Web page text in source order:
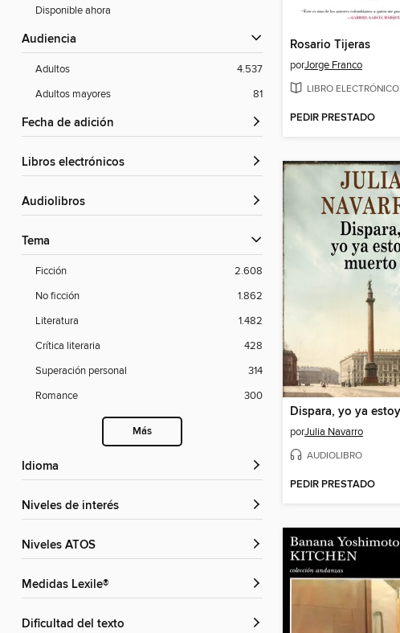
Disponible ahora
Audiencia
Adultos
4.537
Adultos mayores
81
Fecha de adición
libros electrónicos
Audiolibros
Tema
Ficción
2.608
No ficción
1.862
Literatura
1.482
Crítica literaria
428
Superación personal
314
Romance
300
Más
Idioma
Niveles de interés
Niveles ATOS
Medidas Lexile®
Dificultad del texto
Rosario Tijeras
porJorge Franco
LIBRO ELECTRÓNICO
PEDIR PRESTADO
porJulia Navarro
AUDIOLIBRO
PEDIR PRESTADO